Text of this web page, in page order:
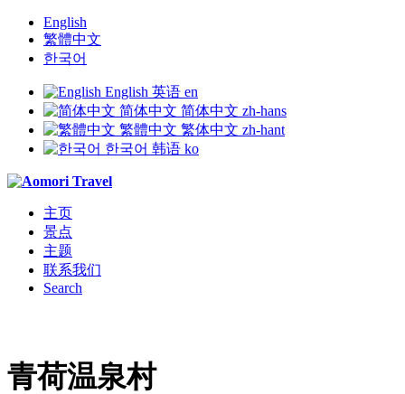
English
繁體中文
한국어
English 英语 en
简体中文 简体中文 zh-hans
繁體中文 繁体中文 zh-hant
한국어 韩语 ko
主页
景点
主题
联系我们
Search
青荷温泉村